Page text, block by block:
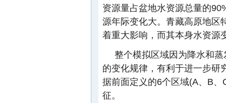
资源量占盆地水资源总量的
源年际变化大。青藏高原地区
着重大影响，而其本身水资源
整个模拟区域因为降水和
的变化规律，有利于进一步研
据前面定义的6个区域(A、B
征。